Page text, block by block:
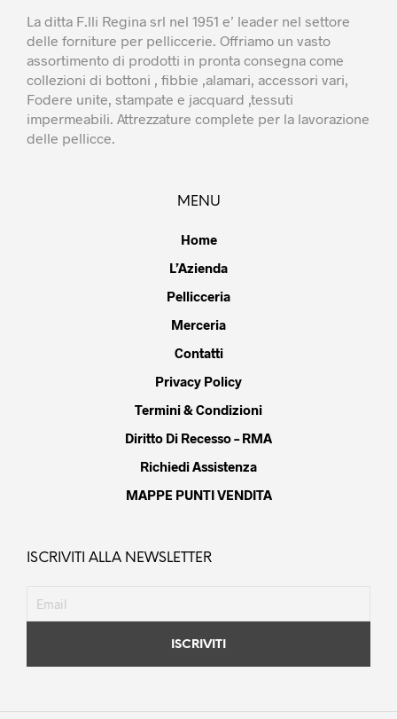
La ditta F.lli Regina srl nel 1951 e’ leader nel settore
delle forniture per pelliccerie. Offriamo un vasto
assortimento di prodotti in pronta consegna come
collezioni di bottoni , fibbie ,alamari, accessori vari,
Fodere unite, stampate e jacquard ,tessuti
impermeabili. Attrezzature complete per la lavorazione
delle pellicce.
MENU
Home
L’Azienda
Pellicceria
Merceria
Contatti
Privacy Policy
Termini & Condizioni
Diritto Di Recesso – RMA
Richiedi Assistenza
MAPPE PUNTI VENDITA
ISCRIVITI ALLA NEWSLETTER